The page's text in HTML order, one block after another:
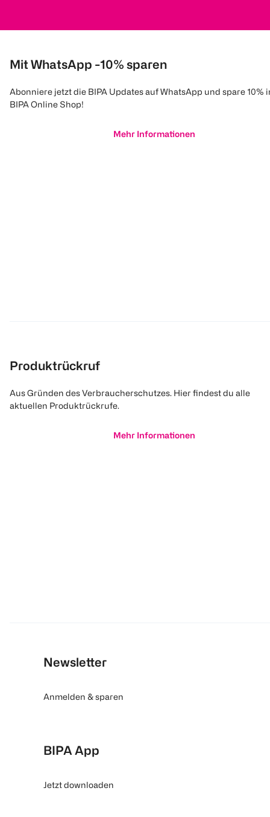
Mit WhatsApp -10% sparen
Abonniere jetzt die BIPA Updates auf WhatsApp und spare 10%
BIPA Online Shop!
Mehr Informationen
Produktrückruf
Aus Gründen des Verbraucherschutzes. Hier findest du alle
aktuellen Produktrückrufe.
Mehr Informationen
Newsletter
Anmelden & sparen
BIPA App
Jetzt downloaden